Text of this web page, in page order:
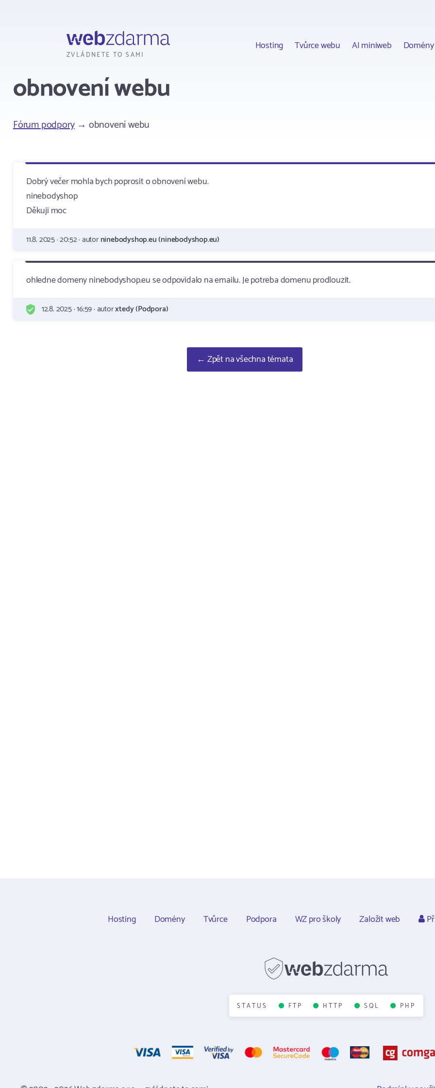
ZVLÁDNETE TO SAMI
Hosting Tvůrce webu AI miniweb Domény
obnovení webu
Fórum podpory→ obnovení webu
Dobrý večer mohla bych poprosit o obnovení webu.
ninebodyshop
Děkuji moc
11.8. 2025 · 20:52 · autorninebodyshop.eu (ninebodyshop.eu)
ohledne domeny ninebodyshop.eu se odpovidalo na emailu. Je potreba domenu prodlouzit.
12.8. 2025 · 16:59 · autorxtedy (Podpora)
← Zpět na všechna témata
Hosting Domény Tvůrce Podpora WZ pro školy Založit web
STATUS FTP HTTP SQL PHP